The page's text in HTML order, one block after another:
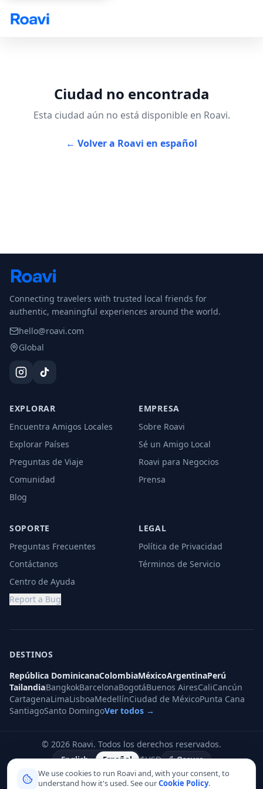
Ciudad no encontrada
Esta ciudad aún no está disponible en Roavi.
← Volver a Roavi en español
Connecting travelers with trusted local friends for
authentic, meaningful experiences around the world.
hello@roavi.com
Global
EXPLORAR
Encuentra Amigos Locales
Explorar Países
Preguntas de Viaje
Comunidad
Blog
EMPRESA
Sobre Roavi
Sé un Amigo Local
Roavi para Negocios
Prensa
SOPORTE
Preguntas Frecuentes
Contáctanos
Centro de Ayuda
Report a Bug
LEGAL
Política de Privacidad
Términos de Servicio
DESTINOS
República DominicanaColombiaMéxicoArgentinaPerú
TailandiaBangkokBarcelonaBogotáBuenos AiresCaliCancún
CartagenaLimaLisboaMedellínCiudad de MéxicoPunta Cana
SantiagoSanto DomingoVer todos →
© 2026 Roavi. Todos los derechos reservados.
English Español $USD
Oscuro
We use cookies to run Roavi and, with your consent, to
understand how it's used. See ourCookie Policy.